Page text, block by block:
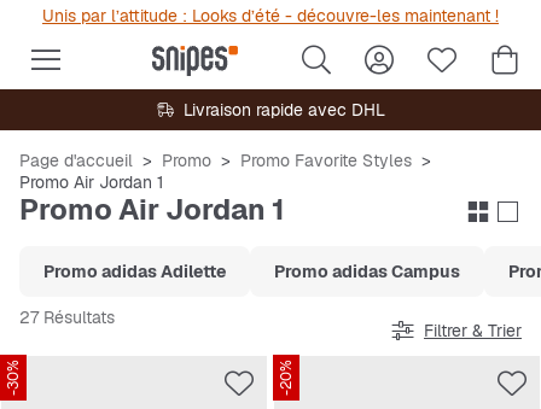
Unis par l’attitude : Looks d’été - découvre-les maintenant !
Livraison rapide avec DHL
Page d'accueil Promo
Promo Favorite Styles
Promo Air Jordan 1
Promo Air Jordan 1
Promo adidas Adilette Promo adidas Campus
27 Résultats
Filtrer & Trier
-30% -20%